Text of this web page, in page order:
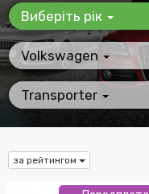
Виберіть рік
Volkswagen
Transporter
за рейтингом